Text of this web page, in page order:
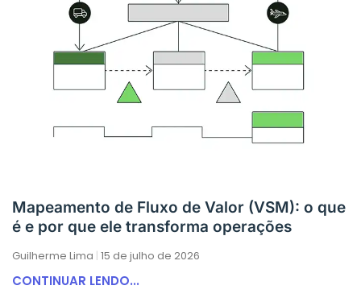
Mapeamento de Fluxo de Valor (VSM): o que
é e por que ele transforma operações
Guilherme Lima 15 de julho de 2026
CONTINUAR LENDO...